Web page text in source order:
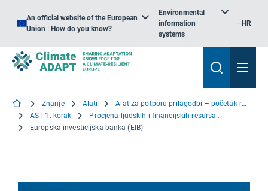
An official website of the European
Union | How do you know?
Environmental
information
systems
HR
Znanje Alati
Alat za potporu prilagodbi – početak rada
AST 1. korak
Procjena ljudskih i financijskih resursa i utvrđivanje mogućnosti financiranja
Europska investicijska banka (EIB)